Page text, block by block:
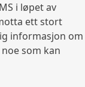
i løpet av
ett stort
informasjon om
som kan